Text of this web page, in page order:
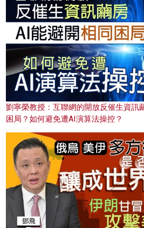
劉寧榮教授：互聯網的開放反催生資訊
困局？如何避免遭AI演算法操控？